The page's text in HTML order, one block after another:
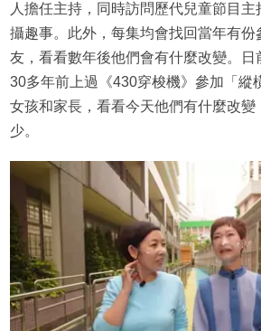
人擔任主持，同時訪問歷代兒童節目
攝趣事。此外，每集均會找回當年有份
友，看看數年後他們會有什麼改變。日
30多年前上過《430穿梭機》參加「縱
女孩和家長，看看今天他們有什麼改變
少。